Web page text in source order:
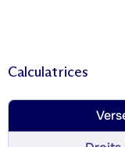
Calculatrices